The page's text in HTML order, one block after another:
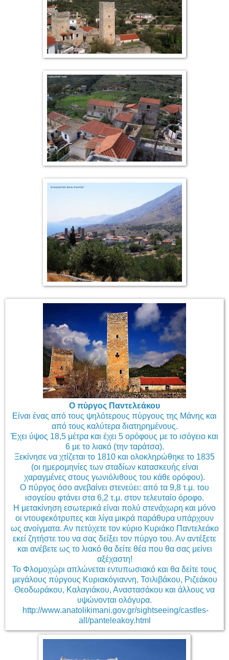
Ο πύργος Παντελεάκου
Είναι ένας από τους ψηλότερους πύργους της Μάνης και
από τους καλύτερα διατηρημένους.
Έχει ύψος 18,5 μέτρα και έχει 5 ορόφους με το ισόγειο και
6 με το λιακό (την ταράτσα).
Ξεκίνησε να χτίζεται το 1810 και ολοκληρώθηκε το 1835
(οι ημερομηνίες των σταδίων κατασκευής είναι
χαραγμένες στους γωνιόλιθους του κάθε ορόφου).
Ο πύργος όσο ανεβαίνει στενεύει: από τα 9,8 τ.μ. του
ισογείου φτάνει στα 6,2 τ.μ. στον τελευταίο όροφο.
Η μετακίνηση εσωτερικά είναι πολύ στενάχωρη και μόνο
οι ντουφεκότρυπες και λίγα μικρά παράθυρα υπάρχουν
ως ανοίγματα. Αν πετύχετε τον κύριο Κυριάκο Παντελεάκο
εκεί ζητήστε του να σας δείξει τον πύργο του. Αν αντέξετε
και ανέβετε ως το λιακό θα δείτε θέα που θα σας μείνει
αξέχαστη!
Το Φλομοχώρι απλώνεται εντυπωσιακό και θα δείτε τους
μεγάλους πύργους Κυριακόγιαννη, Τσιλιβάκου, Ριζεάκου
Θεοδωράκου, Καλαγιάκου, Αναστασάκου και άλλους να
υψώνονται ολόγυρα.
http://www.anatolikimani.gov.gr/sightseeing/castles-
all/panteleakoy.html